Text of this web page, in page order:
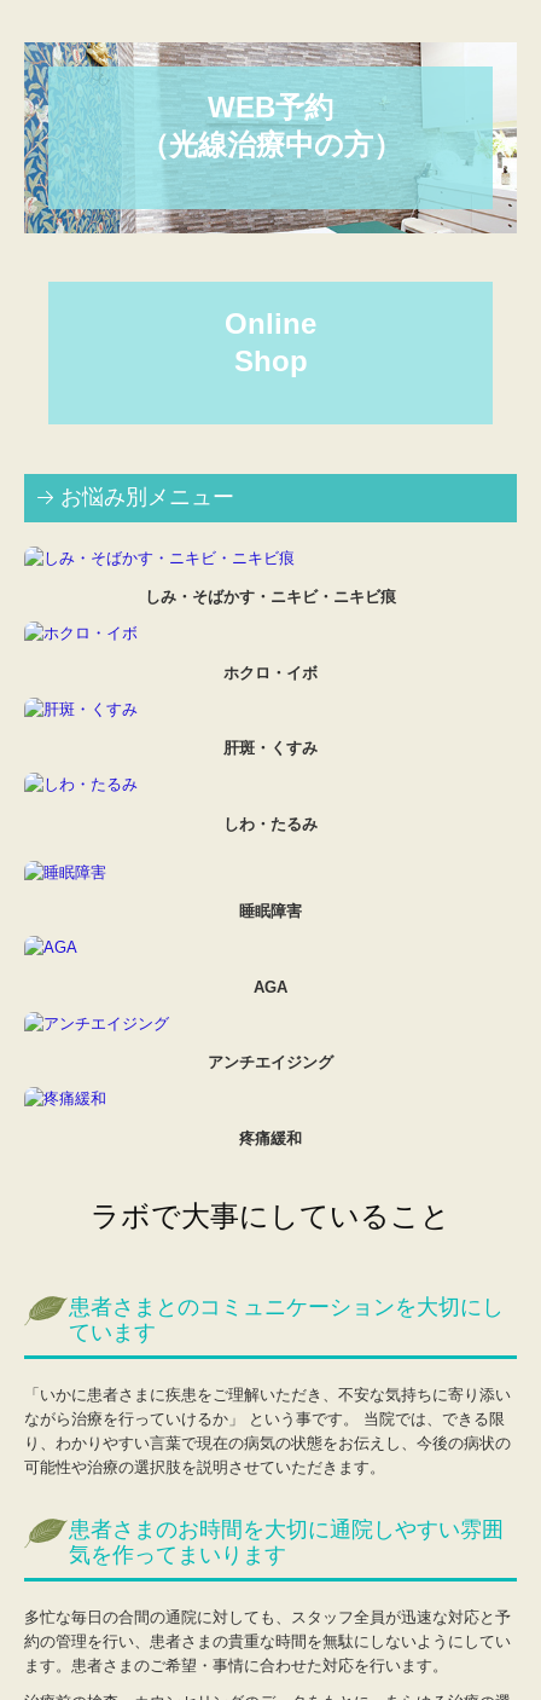
WEB予約
（光線治療中の方）
Online
Shop
お悩み別メニュー
しみ・そばかす・ニキビ・ニキビ痕
ホクロ・イボ
肝斑・くすみ
しわ・たるみ
睡眠障害
AGA
アンチエイジング
疼痛緩和
ラボで大事にしていること
患者さまとのコミュニケーションを大切にし
ています
「いかに患者さまに疾患をご理解いただき、不安な気持ちに寄り添い
ながら治療を行っていけるか」 という事です。 当院では、できる限
り、わかりやすい言葉で現在の病気の状態をお伝えし、今後の病状の
可能性や治療の選択肢を説明させていただきます。
患者さまのお時間を大切に通院しやすい雰囲
気を作ってまいります
多忙な毎日の合間の通院に対しても、スタッフ全員が迅速な対応と予
約の管理を行い、患者さまの貴重な時間を無駄にしないようにしてい
ます。患者さまのご希望・事情に合わせた対応を行います。